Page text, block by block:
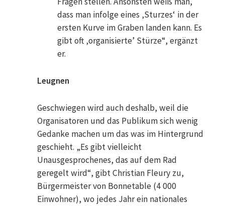
dass man infolge eines ‚Sturzes‘ in der
ersten Kurve im Graben landen kann. Es
gibt oft ‚organisierte’ Stürze“, ergänzt
er.
Leugnen
Geschwiegen wird auch deshalb, weil die
Organisatoren und das Publikum sich wenig
Gedanke machen um das was im Hintergrund
geschieht. „Es gibt vielleicht
Unausgesprochenes, das auf dem Rad
geregelt wird“, gibt Christian Fleury zu,
Bürgermeister von Bonnetable (4 000
Einwohner), wo jedes Jahr ein nationales